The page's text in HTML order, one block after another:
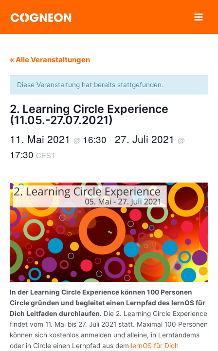
Inhalt
« Alle Veranstaltungen
Diese Veranstaltung hat bereits stattgefunden.
2. Learning Circle Experience
(11.05.-27.07.2021)
11. Mai 2021 @ 16:30 –27. Juli 2021 @
17:30 CEST
In der Learning Circle Experience können 100 Personen
Circle gründen und begleitet einen Lernpfad des lernOS für
Dich Leitfaden durchlaufen. Die 2. Learning Circle Experience
findet vom 11. Mai bis 27. Juli 2021 statt. Maximal 100 Personen
können sich kostenlos anmelden und alleine, in Lerntandems
oder in Circle einen Lernpfad aus dem lernOS für Dich